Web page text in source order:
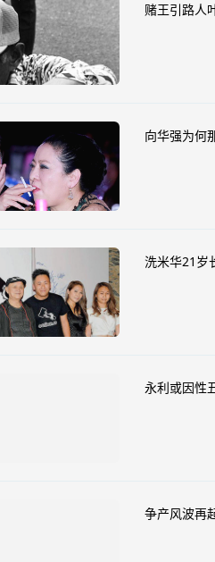
赌王引路人
向华强为何
洗米华21岁
永利或因性
争产风波再